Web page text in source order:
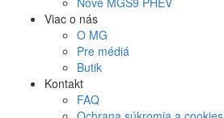
Viac o nás
O MG
Pre médiá
Butik
Kontakt
FAQ